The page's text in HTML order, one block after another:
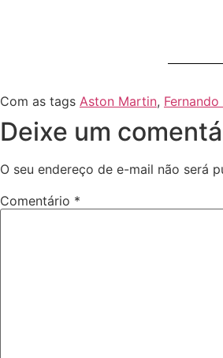
Com as tags Aston Martin,
Deixe um
O seu endereço de e-mail não será
Comentário *